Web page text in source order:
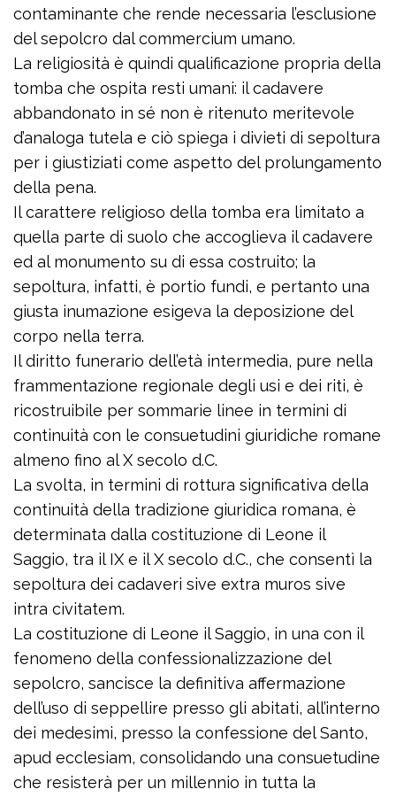
contaminante che rende necessaria l’esclusione
del sepolcro dal commercium umano.
La religiosità è quindi qualificazione propria della
tomba che ospita resti umani: il cadavere
abbandonato in sé non è ritenuto meritevole
d’analoga tutela e ciò spiega i divieti di sepoltura
per i giustiziati come aspetto del prolungamento
della pena.
Il carattere religioso della tomba era limitato a
quella parte di suolo che accoglieva il cadavere
ed al monumento su di essa costruito; la
sepoltura, infatti, è portio fundi, e pertanto una
giusta inumazione esigeva la deposizione del
corpo nella terra.
Il diritto funerario dell’età intermedia, pure nella
frammentazione regionale degli usi e dei riti, è
ricostruibile per sommarie linee in termini di
continuità con le consuetudini giuridiche romane
almeno fino al X secolo d.C.
La svolta, in termini di rottura significativa della
continuità della tradizione giuridica romana, è
determinata dalla costituzione di Leone il
Saggio, tra il IX e il X secolo d.C., che consentì la
sepoltura dei cadaveri sive extra muros sive
intra civitatem.
La costituzione di Leone il Saggio, in una con il
fenomeno della confessionalizzazione del
sepolcro, sancisce la definitiva affermazione
dell’uso di seppellire presso gli abitati, all’interno
dei medesimi, presso la confessione del Santo,
apud ecclesiam, consolidando una consuetudine
che resisterà per un millennio in tutta la